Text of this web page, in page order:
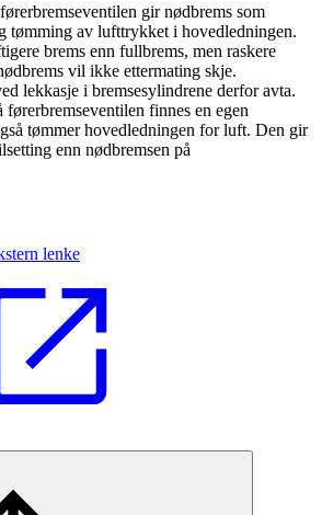
gir nødbrems som
tømming av lufttrykket i hovedledningen.
brems enn fullbrems, men raskere
vil ikke ettermating skje.
lekkasje i bremsesylindrene derfor avta.
førerbremseventilen finnes en egen
tømmer hovedledningen for luft. Den gir
enn nødbremsen på
lenke